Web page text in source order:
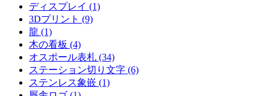
ディスプレイ (1)
3Dプリント (9)
龍 (1)
木の看板 (4)
オスポール表札 (34)
ステーション切り文字 (6)
ステンレス象嵌 (1)